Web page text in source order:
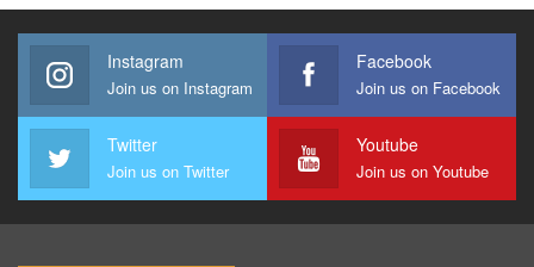
Instagram
Join us on Instagram
Facebook
Join us on Facebook
Twitter
Join us on Twitter
Youtube
Join us on Youtube